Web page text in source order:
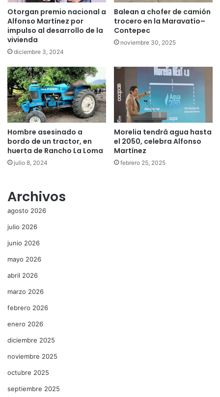
Otorgan premio nacional a
Alfonso Martínez por
impulso al desarrollo de la
vivienda
diciembre 3, 2024
Balean a chofer de camión
trocero en la Maravatío–
Contepec
noviembre 30, 2025
Hombre asesinado a
bordo de un tractor, en
huerta de Rancho La Loma
julio 8, 2024
Morelia tendrá agua hasta
el 2050, celebra Alfonso
Martínez
febrero 25, 2025
Archivos
agosto 2026
julio 2026
junio 2026
mayo 2026
abril 2026
marzo 2026
febrero 2026
enero 2026
diciembre 2025
noviembre 2025
octubre 2025
septiembre 2025